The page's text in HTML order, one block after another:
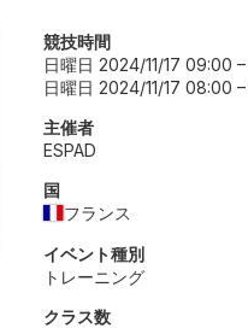
競技時間
日曜日 2024/11/17 09:00 –
日曜日 2024/11/17 08:00 –
主催者
ESPAD
国
フランス
イベント種別
トレーニング
クラス数